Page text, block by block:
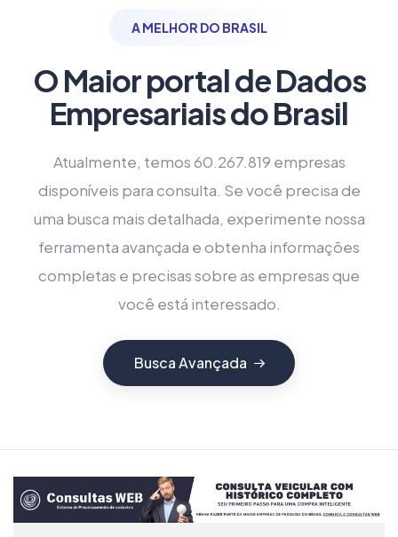
A MELHOR DO BRASIL
O Maior portal de Dados
Empresariais do Brasil
Atualmente, temos 60.267.819 empresas
disponíveis para consulta. Se você precisa de
uma busca mais detalhada, experimente nossa
ferramenta avançada e obtenha informações
completas e precisas sobre as empresas que
você está interessado.
Busca Avançada